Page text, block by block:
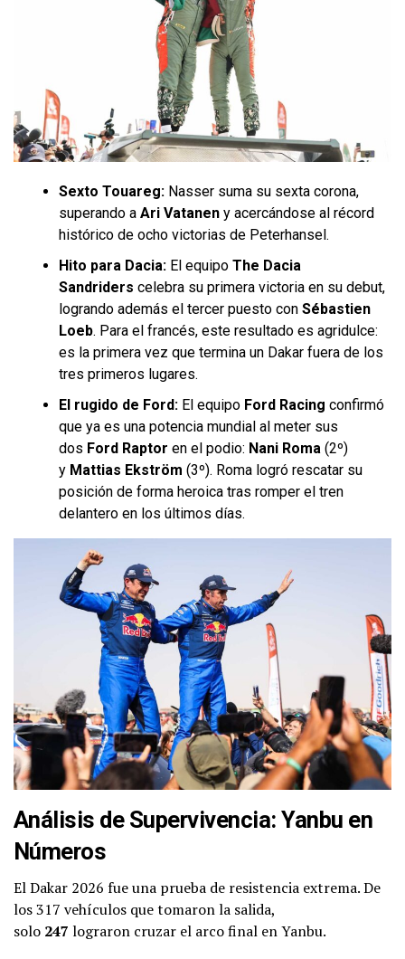
Sexto Touareg: Nasser suma su sexta corona,
superando a Ari Vatanen y acercándose al récord
histórico de ocho victorias de Peterhansel.
Hito para Dacia: El equipo The Dacia
Sandriders celebra su primera victoria en su debut,
logrando además el tercer puesto con Sébastien
Loeb. Para el francés, este resultado es agridulce:
es la primera vez que termina un Dakar fuera de los
tres primeros lugares.
El rugido de Ford: El equipo Ford Racing confirmó
que ya es una potencia mundial al meter sus
dos Ford Raptor en el podio: Nani Roma (2º)
y Mattias Ekström (3º). Roma logró rescatar su
posición de forma heroica tras romper el tren
delantero en los últimos días.
Análisis de Supervivencia: Yanbu en
Números
El Dakar 2026 fue una prueba de resistencia extrema. De
los 317 vehículos que tomaron la salida,
solo 247 lograron cruzar el arco final en Yanbu.